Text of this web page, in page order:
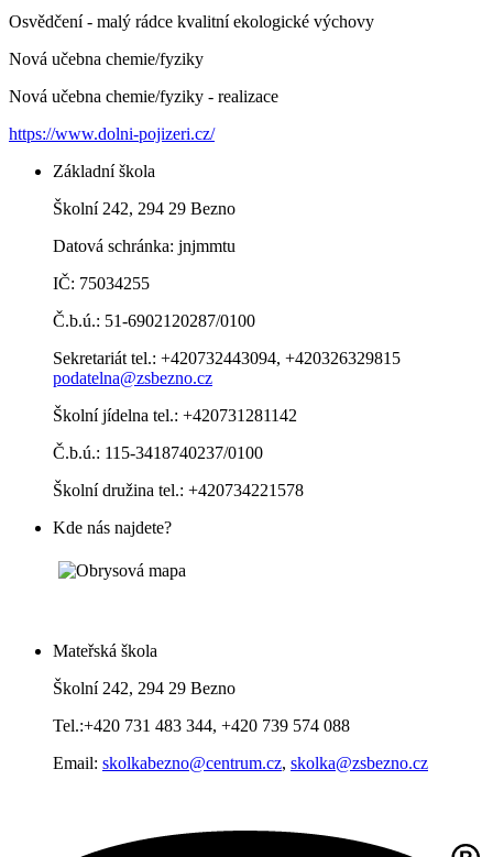
Osvědčení - malý rádce kvalitní ekologické výchovy
Nová učebna chemie/fyziky
Nová učebna chemie/fyziky - realizace
https://www.dolni-pojizeri.cz/
Základní škola
Školní 242, 294 29 Bezno
Datová schránka: jnjmmtu
IČ: 75034255
Č.b.ú.: 51-6902120287/0100
Sekretariát tel.: +420732443094, +420326329815
podatelna@zsbezno.cz
Školní jídelna tel.: +420731281142
Č.b.ú.: 115-3418740237/0100
Školní družina tel.: +420734221578
Kde nás najdete?
Mateřská škola
Školní 242, 294 29 Bezno
Tel.:+420 731 483 344, +420 739 574 088
Email: skolkabezno@centrum.cz, skolka@zsbezno.cz